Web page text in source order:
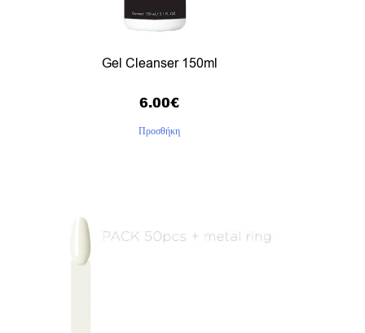
Gel Cleanser 150ml
6.00€
Προσθήκη